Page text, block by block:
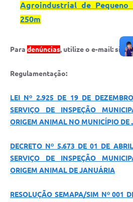
Agroindustrial de
250m
Para denúncias, utilize o e-mail:
Regulamentação:
LEI Nº 2.925 DE 19 DE
SERVIÇO DE INSPEÇÃO
ORIGEM ANIMAL NO MUNICÍPIO DE
DECRETO Nº 5.673 DE 01 DE
SERVIÇO DE INSPEÇÃO
ORIGEM ANIMAL DE JANUÁRIA
RESOLUÇÃO SEMAPA/SIM Nº 001